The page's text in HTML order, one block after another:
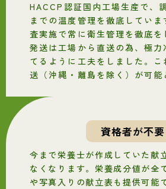
HACCP認証国内工場生産で、
までの温度管理を徹底してい
査実施で常に衛生管理を徹底を
発送は工場から直送の為、極力
てるように工夫をしました。
送（沖縄・離島を除く）が可能
資格者が不要
今まで栄養士が作成していた献
なくなります。栄養成分値が全
や写真入りの献立表も提供可能